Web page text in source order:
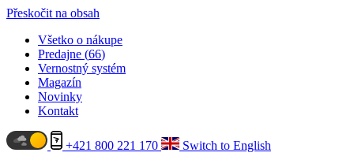
Přeskočit na obsah
Všetko o nákupe
Predajne (66)
Vernostný systém
Magazín
Novinky
Kontakt
+421 800 221 170
Switch to English